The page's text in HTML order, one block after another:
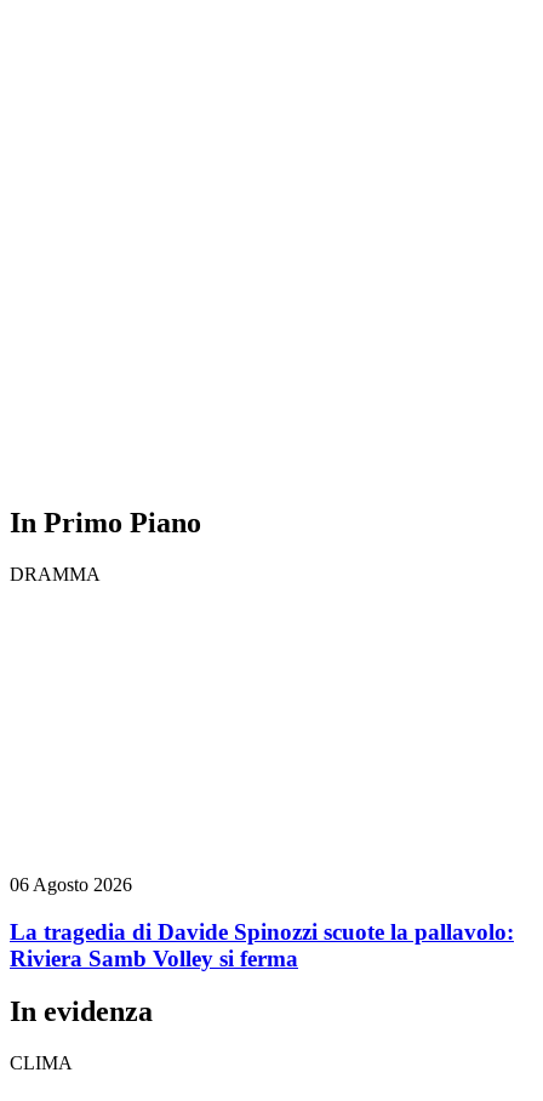
In Primo Piano
DRAMMA
06 Agosto 2026
La tragedia di Davide Spinozzi scuote la pallavolo:
Riviera Samb Volley si ferma
In evidenza
CLIMA